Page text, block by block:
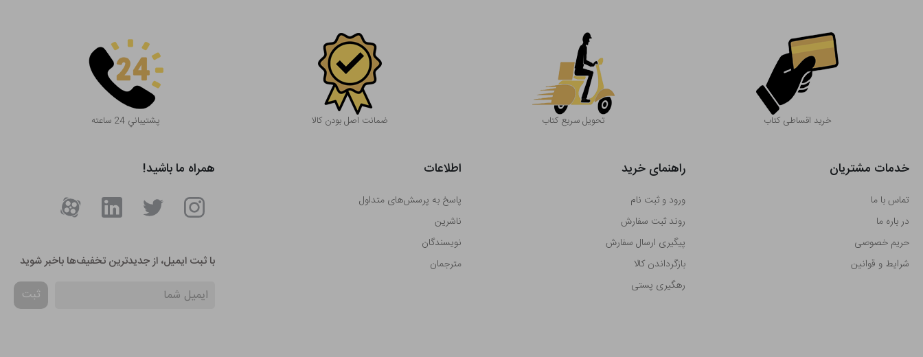
خرید اقساطی کتاب تحویل سریع کتاب ضمانت اصل بودن کالا پشتيباني 24 ساعته
خدمات مشتریان
تماس با ما
در باره ما
حریم خصوصی
شرایط و قوانین
راهنمای خرید
ورود و ثبت نام
روند ثبت سفارش
پیگیری ارسال سفارش
بازگرداندن کالا
رهگیری پستی
اطلاعات
پاسخ به پرسش‌های متداول
ناشرین
نویسندگان
مترجمان
همراه ما باشید!
با ثبت ایمیل، از جدید‌ترین تخفیف‌ها با‌خبر شوید
ثبت